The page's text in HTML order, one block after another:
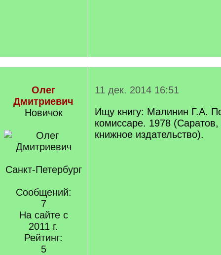
Олег
Дмитриевич
Новичок
Санкт-Петербург
Сообщений:
7
На сайте с
2011 г.
Рейтинг:
5
11 дек. 2014 16:51
Ищу книгу: Малинин Г.А.
комиссаре. 1978
книжное издательство).